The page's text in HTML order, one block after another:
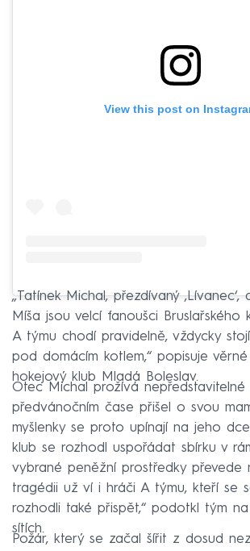
View this post on
„Tatínek Michal, přezdívaný
Míša jsou velcí fanoušci Bruslařského
A týmu chodí pravidelně, vždycky
pod domácím kotlem,“ popisuje
hokejový klub Mladá Boleslav.
Otec Michal prožívá nepředstavitelné
předvánočním čase přišel o svou
myšlenky se proto upínají na jeho
klub se rozhodl uspořádat sbírku v
vybrané peněžní prostředky převede
tragédii už ví i hráči A týmu, kteří se
rozhodli také přispět,“ podotkl tým na
sítích.
Požár, který se začal šířit z dosud